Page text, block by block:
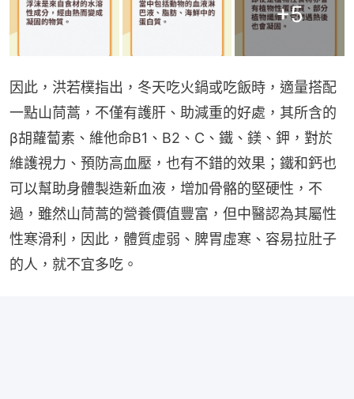
+5
因此，洪若樸指出，冬天吃火鍋或吃飯時，適量搭配
一點山茼蒿，不僅有護肝、助減重的好處，其所含的
β胡蘿蔔素、維他命B1、B2、C、鐵、鎂、鉀，對於
維護視力、預防高血壓，也有不錯的效果；鐵和鈣也
可以幫助身體製造新血液，增加骨骼的堅硬性，不
過，雖然山茼蒿的營養價值豐富，但中醫認為其屬性
性寒滑利，因此，體質虛弱、脾胃虛寒、容易拉肚子
的人，就不宜多吃。